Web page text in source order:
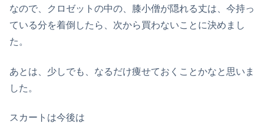
なので、クロゼットの中の、膝小僧が隠れる丈は、今持っ
ている分を着倒したら、次から買わないことに決めまし
た。
あとは、少しでも、なるだけ痩せておくことかなと思いま
した。
スカートは今後は